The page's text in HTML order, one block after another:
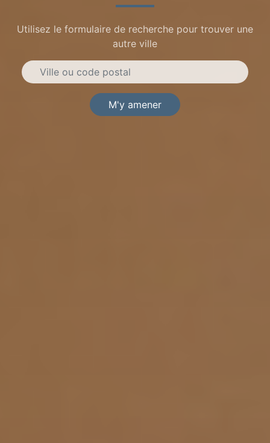
Utilisez le formulaire de recherche pour trouver une
autre ville
M'y amener